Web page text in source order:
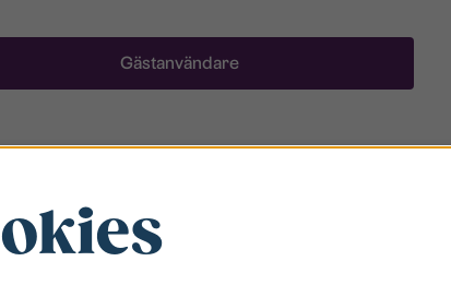
Gästanvändare
möjlighet att söka boende måste du vara